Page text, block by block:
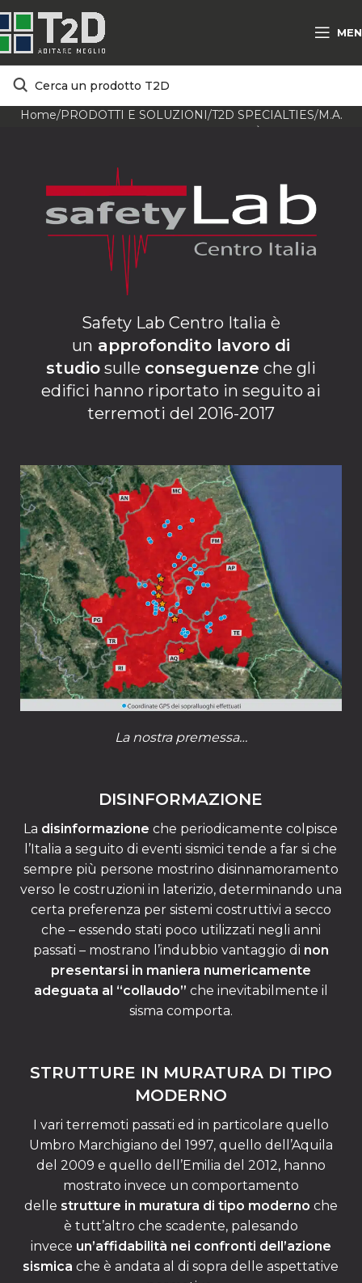
Home PRODOTTI E SOLUZIONI T2D SPECIALTIES M.A.
Safety Lab Centro Italia è
un approfondito lavoro di
studiosulle conseguenze che gli
edifici hanno riportato in seguito ai
terremoti del 2016-2017
La nostra premessa…
DISINFORMAZIONE
La disinformazione che periodicamente colpisce
l’Italia a seguito di eventi sismici tende a far si che
sempre più persone mostrino disinnamoramento
verso le costruzioni in laterizio, determinando una
certa preferenza per sistemi costruttivi a secco
che – essendo stati poco utilizzati negli anni
passati – mostrano l’indubbio vantaggio di non
presentarsi in maniera numericamente
adeguata al “collaudo” che inevitabilmente il
sisma comporta.
STRUTTURE IN MURATURA DI TIPO
MODERNO
I vari terremoti passati ed in particolare quello
Umbro Marchigiano del 1997, quello dell’Aquila
del 2009 e quello dell’Emilia del 2012, hanno
mostrato invece un comportamento
delle strutture in muratura di tipo moderno che
è tutt’altro che scadente, palesando
invece un’affidabilità nei confronti dell’azione
sismica che è andata al di sopra delle aspettative